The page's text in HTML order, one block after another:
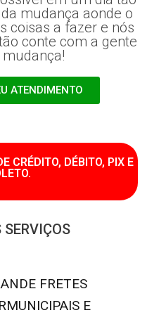
mudança aonde o
coisas a fazer e nós
conte com a gente
ATENDIMENTO
CRÉDITO, DÉBITO, PIX E
SERVIÇOS
FRETES
E